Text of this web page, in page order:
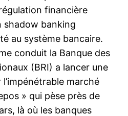
financière
shadow banking
au système bancaire.
conduit la Banque des
(BRI) a lancer une
marché
» qui pèse près de
là où les banques